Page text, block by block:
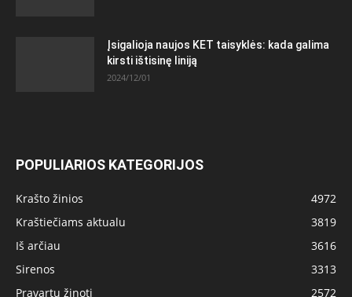
Įsigalioja naujos KET taisyklės: kada galima
kirsti ištisinę liniją
2024/12/01
POPULIARIOS KATEGORIJOS
Krašto žinios
4972
Kraštiečiams aktualu
3819
Iš arčiau
3616
Sirenos
3313
Pravartu žinoti
2572